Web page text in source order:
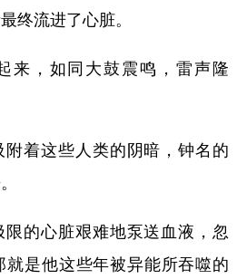
终流进了心脏。
来，如同大鼓震鸣，雷声隆
附着这些人类的阴暗，钟名的
限的心脏艰难地泵送血液，忽
就是他这些年被异能所吞噬的